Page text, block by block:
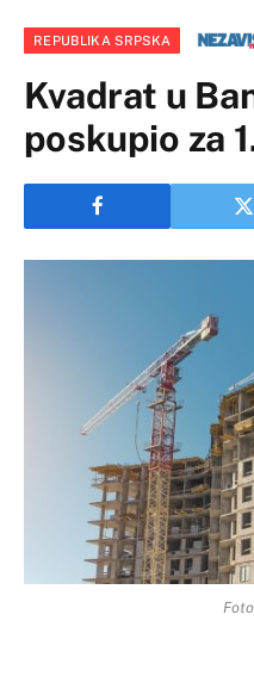
REPUBLIKA SRPSKA
Kvadrat u
poskupio za